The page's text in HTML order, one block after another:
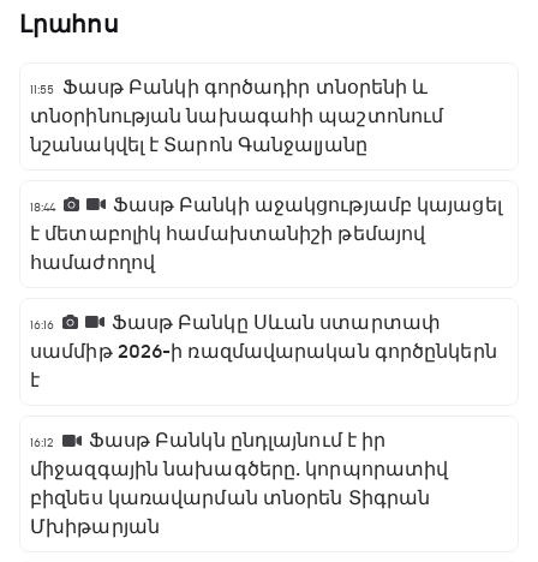
Լրահոս
11:55
Ֆասթ Բանկի գործադիր տնօրենի և
տնօրինության նախագահի պաշտոնում
նշանակվել է Տարոն Գանջալյանը
18:44
Ֆասթ Բանկի աջակցությամբ կայացել
է մետաբոլիկ համախտանիշի թեմայով
համաժողով
16:16
Ֆասթ Բանկը Սևան ստարտափ
սամմիթ 2026-ի ռազմավարական գործընկերն
է
16:12
Ֆասթ Բանկն ընդլայնում է իր
միջազգային նախագծերը․ կորպորատիվ
բիզնես կառավարման տնօրեն Տիգրան
Մխիթարյան